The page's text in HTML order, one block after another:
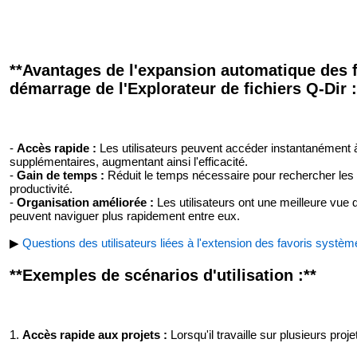
**Avantages de l'expansion automatique
démarrage de l'Explorateur de fichiers Q-Dir
- Accès rapide : Les utilisateurs peuvent accéder
supplémentaires, augmentant ainsi l'efficacité.
- Gain de temps : Réduit le temps nécessaire pour rechercher
productivité.
- Organisation améliorée : Les utilisateurs ont une meilleure
peuvent naviguer plus rapidement entre eux.
▶ Questions des utilisateurs liées à l'extension des favoris
**Exemples de scénarios d'utilisation :**
1. Accès rapide aux projets : Lorsqu'il travaille sur plusieurs